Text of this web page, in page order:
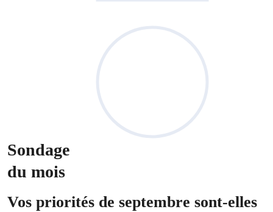
Sondage
du mois
Vos priorités de septembre sont-elles